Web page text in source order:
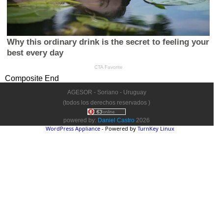
Composite End
AGESOR - Soriano - Uruguay
(todos los derechos reservados )
powered by: Daniel Castro 2026
WordPress Appliance - Powered by TurnKey Linux